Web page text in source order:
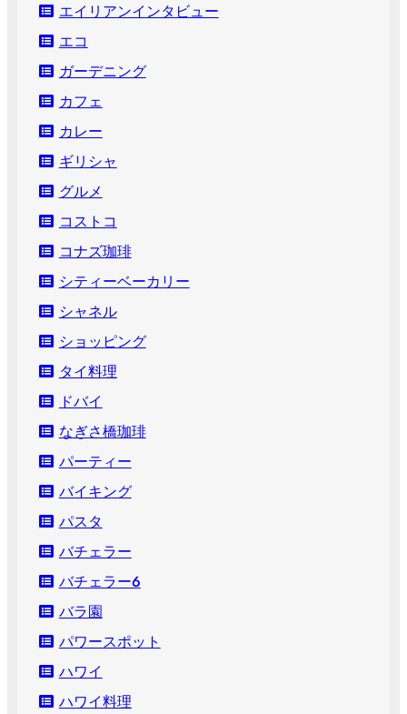
エイリアンインタビュー
エコ
ガーデニング
カフェ
カレー
ギリシャ
グルメ
コストコ
コナズ珈琲
シティーベーカリー
シャネル
ショッピング
タイ料理
ドバイ
なぎさ橋珈琲
パーティー
バイキング
パスタ
バチェラー
バチェラー６
バラ園
パワースポット
ハワイ
ハワイ料理